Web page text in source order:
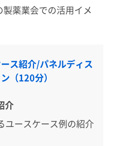
製薬業会での活用イメ
ス紹介/パネルディス
（120分）
介
ユースケース例の紹介